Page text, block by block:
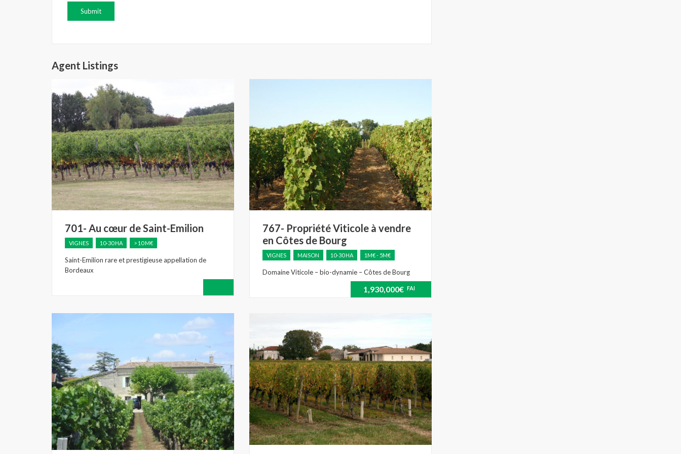
Agent Listings
701- Au cœur de Saint-Emilion
VIGNES 10-30 HA > 10 M€
Saint-Emilion rare et prestigieuse appellation de
Bordeaux
767- Propriété Viticole à vendre
en Côtes de Bourg
VIGNES MAISON 10-30 HA 1M€ - 5M€
Domaine Viticole – bio-dynamie – Côtes de Bourg
1,930,000€ FAI